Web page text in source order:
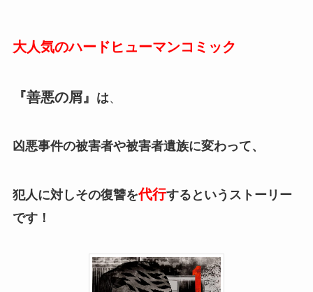
大人気のハードヒューマンコミック
『善悪の屑』 は、
凶悪事件の被害者や被害者遺族に変わって、
犯人に対しその復讐を代行するというストーリー
です！